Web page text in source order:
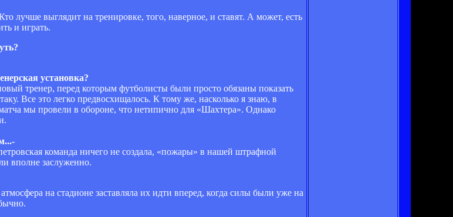
лучше выглядит на тренировке, того, наверное, и ставят. А может, есть
и играть.
установка?
тренер, перед которым футболисты были просто обязаны показать
Все это легко предвосхищалось. К тому же, насколько я знаю, в
мы провели в обороне, что нетипично для «Шахтера». Однако
команда ничего не создала, «пожары» в нашей штрафной
вполне заслуженно.
на стадионе заставляла их идти вперед, когда силы были уже на